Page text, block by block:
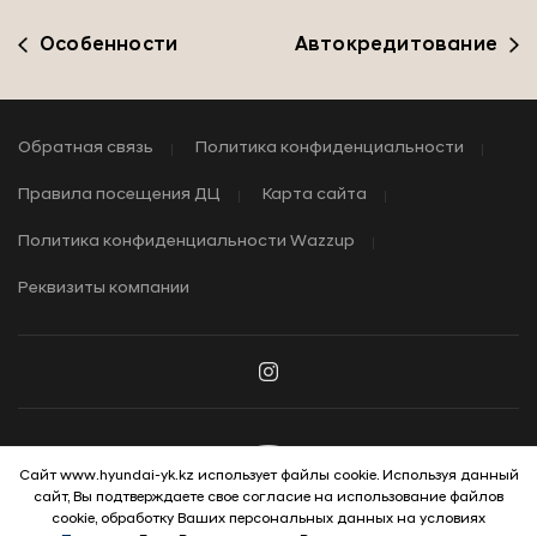
Особенности Автокредитование
Обратная связь Политика конфиденциальности
Правила посещения ДЦ Карта сайта
Политика конфиденциальности Wazzup
Реквизиты компании
© 2026 Hyundai Motor Company
Сайт www.hyundai-yk.kz использует файлы cookie. Используя данный
сайт, Вы подтверждаете свое согласие на использование файлов
cookie, обработку Ваших персональных данных на условиях